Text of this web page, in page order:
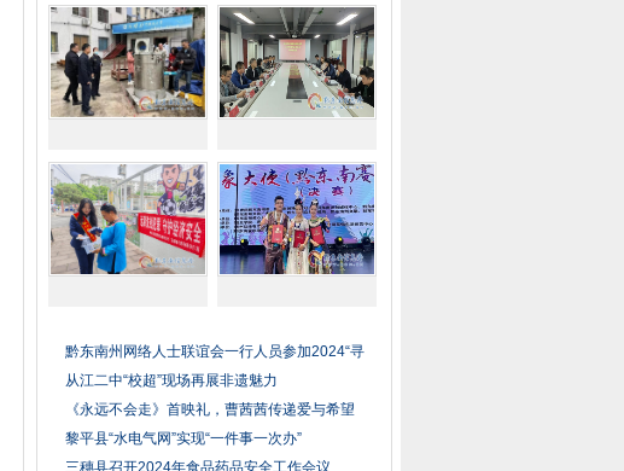
黔东南州网络人士联谊会一行人员参加2024“寻
从江二中“校超”现场再展非遗魅力
《永远不会走》首映礼，曹茜茜传递爱与希望
黎平县“水电气网”实现“一件事一次办”
三穗县召开2024年食品药品安全工作会议